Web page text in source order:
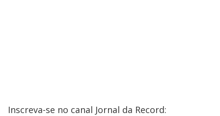
Inscreva-se no canal Jornal da Record: